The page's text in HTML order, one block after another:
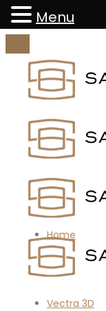
Home
Vectra 3D
Menu